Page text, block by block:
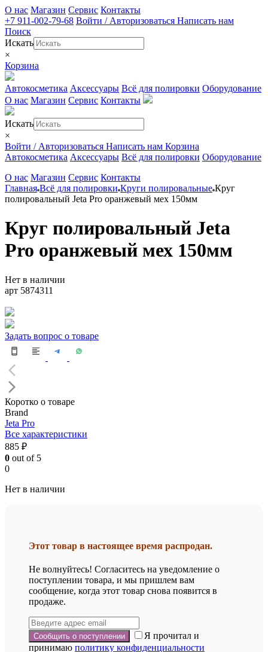
О нас Магазин Сервис Контакты
+7 911-002-79-68 Войти / Авторизоваться Написать нам
Поиск
Искать
×
Корзина
Автокосметика Аксессуары Всё для полировки Оборудование
О нас Магазин Сервис Контакты
Искать
×
Войти / Авторизоваться Написать нам Корзина
Автокосметика Аксессуары Всё для полировки Оборудование
О нас Магазин Сервис Контакты
Главная Всё для полировки Круги полировальные Круг
полировальный Jeta Pro оранжевый мех 150мм
Круг полировальный Jeta
Pro оранжевый мех 150мм
Нет в наличии
арт 5874311
Задать вопрос о товаре
Коротко о товаре
Brand
Jeta Pro
Все характеристики
885 ₽
0 out of 5
0
Нет в наличии
Этот товар в настоящее время распродан.
Не волнуйтесь! Согласитесь на уведомление о
поступлении товара, и мы пришлем вам
сообщение, когда этот товар снова появится в
продаже.
Я прочитал и
принимаю политику конфиденциальности